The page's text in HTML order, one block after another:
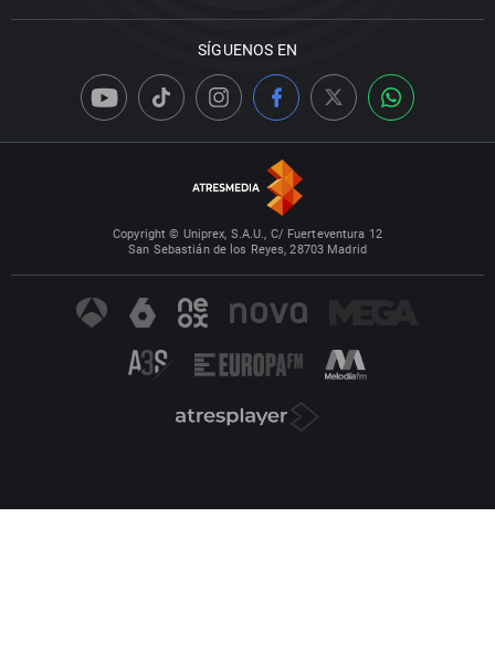
SÍGUENOS EN
Copyright © Uniprex, S.A.U., C/ Fuerteventura 12
San Sebastián de los Reyes, 28703 Madrid